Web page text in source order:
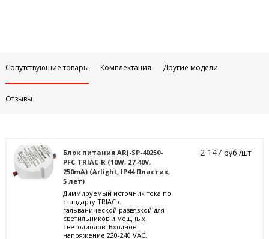
Сопутствующие товары Комплектация Другие модели
Отзывы
Блок питания ARJ-SP-40250-
PFC-TRIAC-R (10W, 27-40V,
250mA) (Arlight, IP44 Пластик,
5 лет)
Диммируемый источник тока по
стандарту TRIAC с
гальванической развязкой для
светильников и мощных
светодиодов. Входное
напряжение 220-240 VAC.
2 147руб /шт